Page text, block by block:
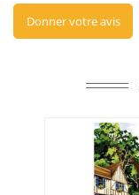
Donner votre avis